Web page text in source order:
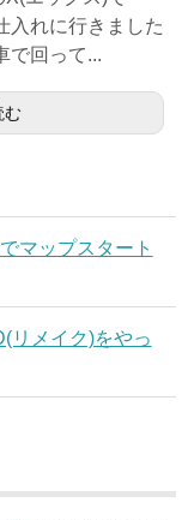
入れに行きました
で回って...
む
マップスタート
リメイク)をやっ